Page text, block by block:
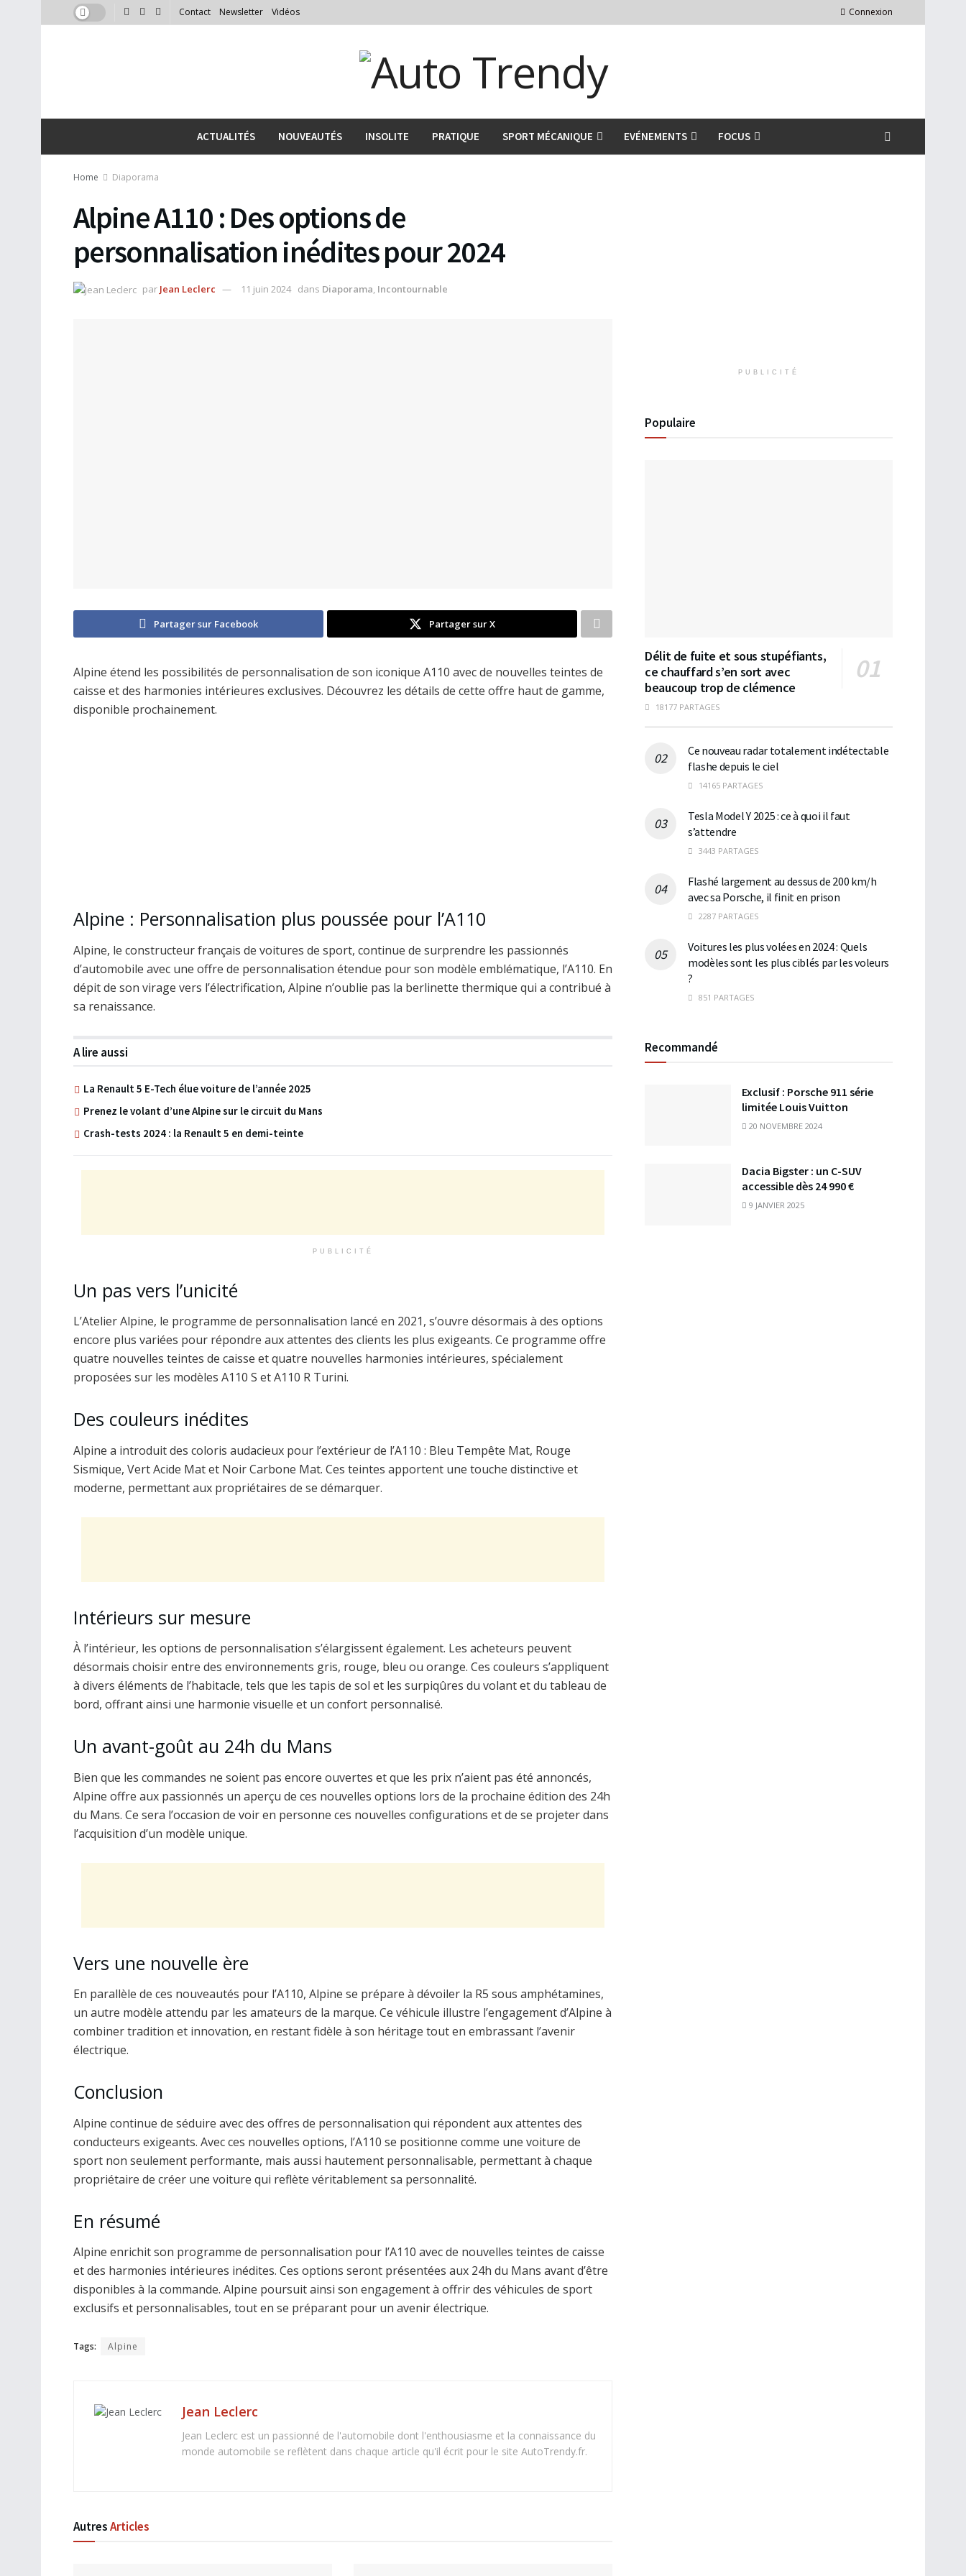
Contact Newsletter Vidéos Connexion
ACTUALITÉS NOUVEAUTÉS INSOLITE PRATIQUE SPORT MÉCANIQUE EVÉNEMENTS FOCUS
Home Diaporama
Alpine A110 : Des options de
personnalisation inédites pour 2024
par Jean Leclerc 11 juin 2024 dans Diaporama, Incontournable
Partager sur Facebook Partager sur X
Alpine étend les possibilités de personnalisation de son iconique A110 avec de nouvelles teintes de
caisse et des harmonies intérieures exclusives. Découvrez les détails de cette offre haut de gamme,
disponible prochainement.
Alpine : Personnalisation plus poussée pour l’A110
Alpine, le constructeur français de voitures de sport, continue de surprendre les passionnés
d’automobile avec une offre de personnalisation étendue pour son modèle emblématique, l’A110. En
dépit de son virage vers l’électrification, Alpine n’oublie pas la berlinette thermique qui a contribué à
sa renaissance.
A lire aussi
La Renault 5 E-Tech élue voiture de l’année 2025
Prenez le volant d’une Alpine sur le circuit du Mans
Crash-tests 2024 : la Renault 5 en demi-teinte
PUBLICITÉ
Un pas vers l’unicité
L’Atelier Alpine, le programme de personnalisation lancé en 2021, s’ouvre désormais à des options
encore plus variées pour répondre aux attentes des clients les plus exigeants. Ce programme offre
quatre nouvelles teintes de caisse et quatre nouvelles harmonies intérieures, spécialement
proposées sur les modèles A110 S et A110 R Turini.
Des couleurs inédites
Alpine a introduit des coloris audacieux pour l’extérieur de l’A110 : Bleu Tempête Mat, Rouge
Sismique, Vert Acide Mat et Noir Carbone Mat. Ces teintes apportent une touche distinctive et
moderne, permettant aux propriétaires de se démarquer.
Intérieurs sur mesure
À l’intérieur, les options de personnalisation s’élargissent également. Les acheteurs peuvent
désormais choisir entre des environnements gris, rouge, bleu ou orange. Ces couleurs s’appliquent
à divers éléments de l’habitacle, tels que les tapis de sol et les surpiqûres du volant et du tableau de
bord, offrant ainsi une harmonie visuelle et un confort personnalisé.
Un avant-goût au 24h du Mans
Bien que les commandes ne soient pas encore ouvertes et que les prix n’aient pas été annoncés,
Alpine offre aux passionnés un aperçu de ces nouvelles options lors de la prochaine édition des 24h
du Mans. Ce sera l’occasion de voir en personne ces nouvelles configurations et de se projeter dans
l’acquisition d’un modèle unique.
Vers une nouvelle ère
En parallèle de ces nouveautés pour l’A110, Alpine se prépare à dévoiler la R5 sous amphétamines,
un autre modèle attendu par les amateurs de la marque. Ce véhicule illustre l’engagement d’Alpine à
combiner tradition et innovation, en restant fidèle à son héritage tout en embrassant l’avenir
électrique.
Conclusion
Alpine continue de séduire avec des offres de personnalisation qui répondent aux attentes des
conducteurs exigeants. Avec ces nouvelles options, l’A110 se positionne comme une voiture de
sport non seulement performante, mais aussi hautement personnalisable, permettant à chaque
propriétaire de créer une voiture qui reflète véritablement sa personnalité.
En résumé
Alpine enrichit son programme de personnalisation pour l’A110 avec de nouvelles teintes de caisse
et des harmonies intérieures inédites. Ces options seront présentées aux 24h du Mans avant d’être
disponibles à la commande. Alpine poursuit ainsi son engagement à offrir des véhicules de sport
exclusifs et personnalisables, tout en se préparant pour un avenir électrique.
Tags: Alpine
Jean Leclerc
Jean Leclerc est un passionné de l'automobile dont l'enthousiasme et la connaissance du
monde automobile se reflètent dans chaque article qu'il écrit pour le site AutoTrendy.fr.
AutresArticles
PUBLICITÉ
Populaire
Délit de fuite et sous stupéfiants,
ce chauffard s’en sort avec
beaucoup trop de clémence
18177 PARTAGES
Ce nouveau radar totalement indétectable
flashe depuis le ciel
14165 PARTAGES
Tesla Model Y 2025 : ce à quoi il faut
s’attendre
3443 PARTAGES
Flashé largement au dessus de 200 km/h
avec sa Porsche, il finit en prison
2287 PARTAGES
Voitures les plus volées en 2024 : Quels
modèles sont les plus ciblés par les voleurs
?
851 PARTAGES
Recommandé
Exclusif : Porsche 911 série
limitée Louis Vuitton
20 NOVEMBRE 2024
Dacia Bigster : un C-SUV
accessible dès 24 990 €
9 JANVIER 2025